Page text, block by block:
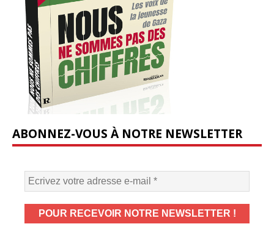
ABONNEZ-VOUS À NOTRE NEWSLETTER